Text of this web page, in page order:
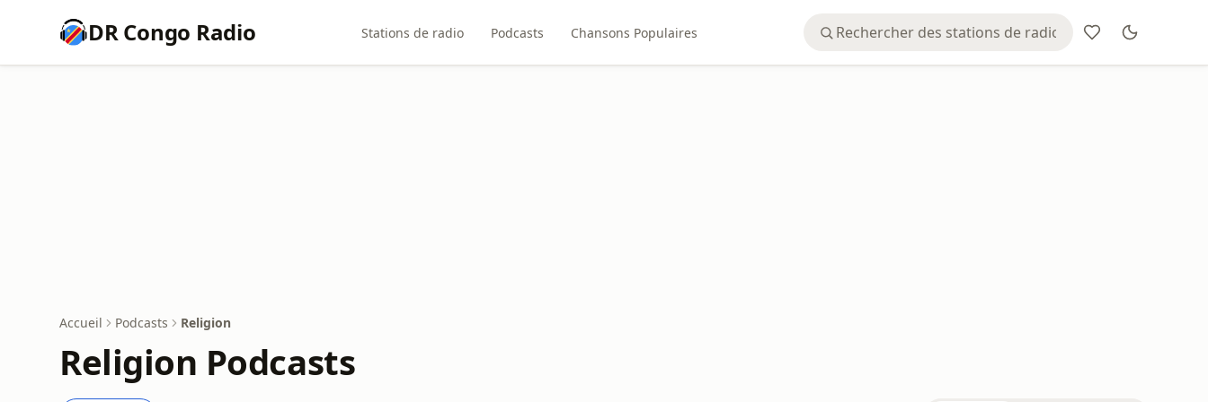
DR Congo Radio Stations de radio Podcasts Chansons Populaires
Accueil Podcasts Religion
Religion Podcasts